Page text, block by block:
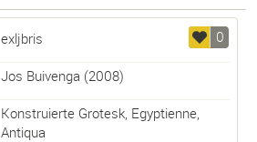
0
exljbris
Jos Buivenga (2008)
Konstruierte Grotesk, Egyptienne,
Antiqua